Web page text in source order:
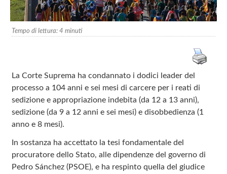
Tempo di lettura: 4 minuti
La Corte Suprema ha condannato i dodici leader del
processo a 104 anni e sei mesi di carcere per i reati di
sedizione e appropriazione indebita (da 12 a 13 anni),
sedizione (da 9 a 12 anni e sei mesi) e disobbedienza (1
anno e 8 mesi).
In sostanza ha accettato la tesi fondamentale del
procuratore dello Stato, alle dipendenze del governo di
Pedro Sánchez (PSOE), e ha respinto quella del giudice